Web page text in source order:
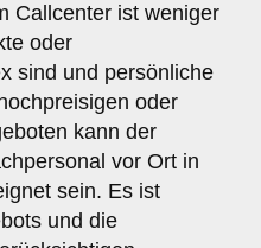
Callcenter ist weniger
oder
sind und persönliche
oder
kann der
vor Ort in
sein. Es ist
und die